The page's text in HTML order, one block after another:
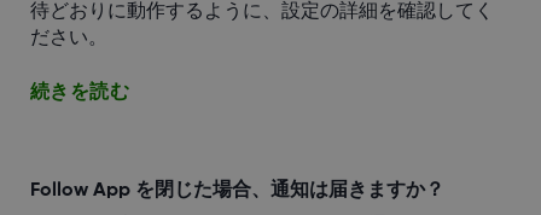
待どおりに動作するように、設定の詳細を確認してく
ださい。
続きを読む
Follow App を閉じた場合、通知は届きますか？